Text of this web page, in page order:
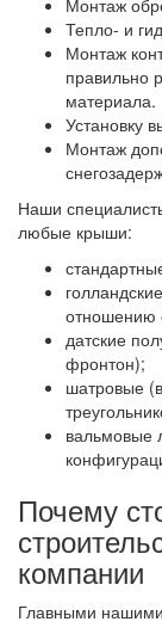
Монтаж
Тепло- и
Монтаж
правильно
материала.
Установку
Монтаж
Наши
любые крыши:
отношению
датские
фронтон);
шатровые
вальмовые
Почему
компании
Главными